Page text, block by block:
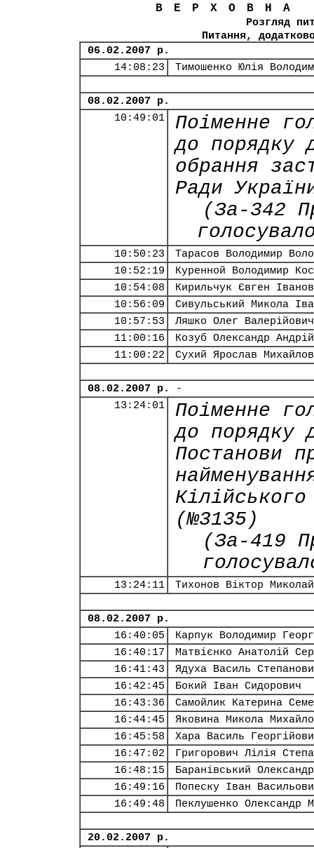
Розгляд
Питання,
06.02.2007 р.
14:08:23
Тимошенко Юлія
08.02.2007 р.
10:49:01
Поіменне
до порядку
обрання
Ради
(За-342
10:50:23
Тарасов Володимир
10:52:19
Куренной Володимир
10:54:08
Кирильчук Євген
10:56:09
Сивульський Микола
10:57:53
Ляшко Олег Валерійович
11:00:16
Козуб Олександр
11:00:22
Сухий Ярослав
08.02.2007 р.
-
13:24:01
Поіменне
до порядку
Постанови
(№3135)
(За-419
13:24:11 Тихонов Віктор
08.02.2007 р.
16:40:05
Карпук Володимир
16:40:17
Матвієнко Анатолій
16:41:43
Ядуха Василь
16:42:45
Бокий Іван Сидорович
16:43:36
Самойлик Катерина
16:44:45
Яковина Микола
16:45:58
Хара Василь
16:47:02
Григорович Лілія
16:48:15
Баранівський
16:49:16
Попеску Іван
16:49:48
Пеклушенко Олександр
20.02.2007 р.